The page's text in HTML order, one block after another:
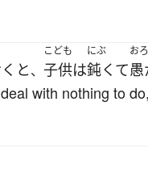
と、
こども
子供は
にぶ
鈍くて
おろ
愚
with nothing to